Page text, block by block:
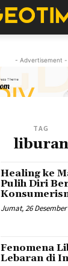
- Advertisement -
TAG
liburan
Healing ke
Pulih Diri
Jumat, 26 Desember
Fenomena
Lebaran di